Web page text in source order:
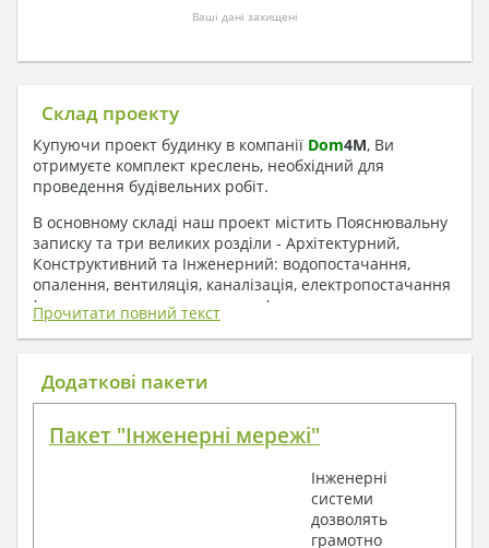
Ваші дані захищені
Склад проекту
Купуючи проект будинку в компанії Dom4M, Ви
отримуєте комплект креслень, необхідний для
проведення будівельних робіт.
В основному складі наш проект містить Пояснювальну
записку та три великих розділи - Архітектурний,
Конструктивний та Інженерний: водопостачання,
опалення, вентиляція, каналізація, електропостачання
( купується за додаткову плату ).
1. До складу Архітектурного розділу
входять:
План покрівлі
Фасади з даними зовнішніх оздоблень
Елементи прорізів – специфікація
Дані перемичок – перетин та специфікація
Прочитати повний текст
Додаткові пакети
Пакет "Інженерні мережі"
Інженерні
системи
дозволять
грамотно